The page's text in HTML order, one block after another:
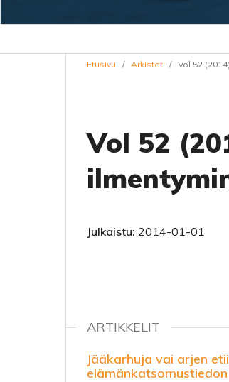
Etusivu / Arkistot / Vol 52
Vol 52
Julkaistu: 2014-01-01
ARTIKKELIT
Jääkarhuja vai arjen